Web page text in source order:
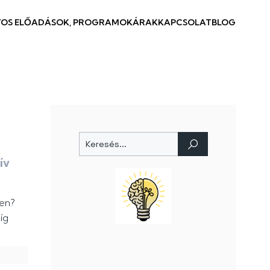
ELŐADÁSOK, PROGRAMOKÁRAKKAPCSOLATBLOG